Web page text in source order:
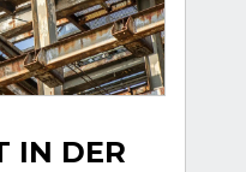
IN DER